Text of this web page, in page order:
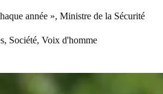
année », Ministre de la Sécurité
, Société, Voix d'homme